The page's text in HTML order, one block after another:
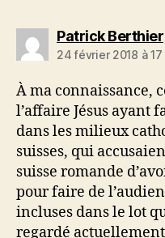
Patrick Berthier
24 février 2018 à
À ma connaissance,
l’affaire Jésus ayant
dans les milieux
suisses, qui
suisse romande
pour faire de
incluses dans le lot
regardé